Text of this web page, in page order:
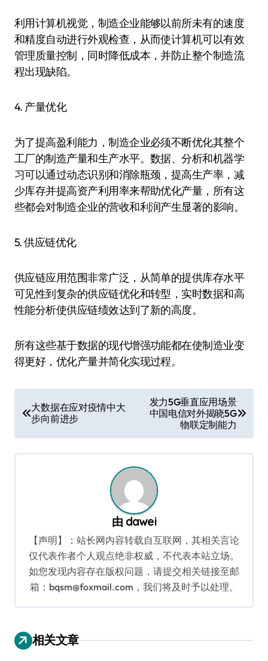
利用计算机视觉，制造企业能够以前所未有的速度
和精度自动进行外观检查，从而使计算机可以有效
管理质量控制，同时降低成本，并防止整个制造流
程出现缺陷。
4. 产量优化
为了提高盈利能力，制造企业必须不断优化其整个
工厂的制造产量和生产水平。数据、分析和机器学
习可以通过动态识别和消除瓶颈，提高生产率，减
少库存并提高资产利用率来帮助优化产量，所有这
些都会对制造企业的营收和利润产生显著的影响。
5. 供应链优化
供应链应用范围非常广泛，从简单的提供库存水平
可见性到复杂的供应链优化和转型，实时数据和高
性能分析使供应链绩效达到了新的高度。
所有这些基于数据的现代增强功能都在使制造业变
得更好，优化产量并简化实现过程。
章
导
航
大数据在应对疫情中大
步向前进步
发力5G垂直应用场景
中国电信对外揭晓5G
物联定制能力
由 dawei
【声明】：站长网内容转载自互联网，其相关言论
仅代表作者个人观点绝非权威，不代表本站立场。
如您发现内容存在版权问题，请提交相关链接至邮
箱：bqsm@foxmail.com，我们将及时予以处理。
相关文章